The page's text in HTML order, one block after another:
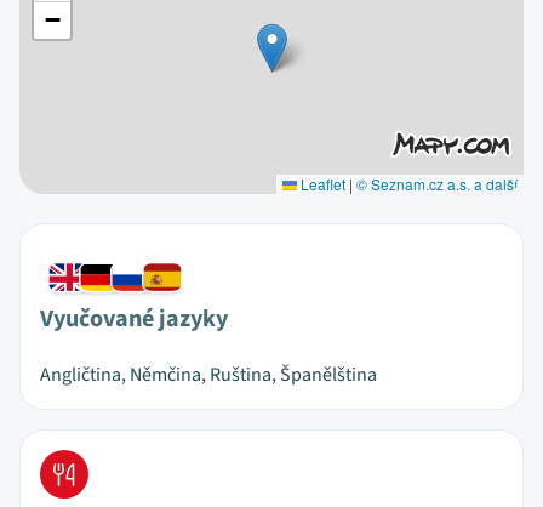
−
Leaflet | © Seznam.cz a.s. a další
Vyučované jazyky
Angličtina, Němčina, Ruština, Španělština